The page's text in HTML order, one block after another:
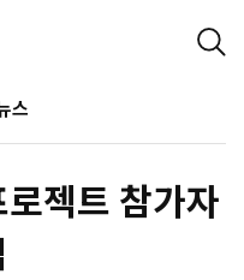
스
젝트 참가자